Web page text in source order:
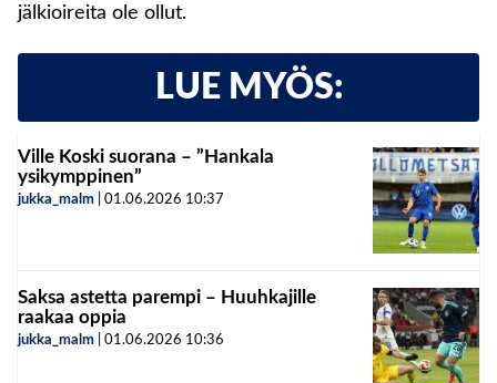
jälkioireita ole ollut.
LUE MYÖS:
Ville Koski suorana – ”Hankala
ysikymppinen”
jukka_malm 01.06.2026 10:37
Saksa astetta parempi – Huuhkajille
raakaa oppia
jukka_malm 01.06.2026 10:36